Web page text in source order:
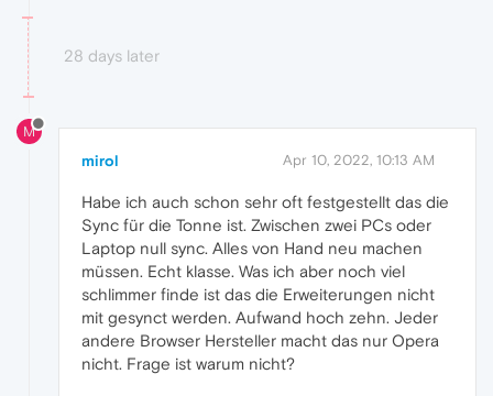
28 days later
M
mirol Apr 10, 2022, 10:13 AM
Habe ich auch schon sehr oft festgestellt das die
Sync für die Tonne ist. Zwischen zwei PCs oder
Laptop null sync. Alles von Hand neu machen
müssen. Echt klasse. Was ich aber noch viel
schlimmer finde ist das die Erweiterungen nicht
mit gesynct werden. Aufwand hoch zehn. Jeder
andere Browser Hersteller macht das nur Opera
nicht. Frage ist warum nicht?